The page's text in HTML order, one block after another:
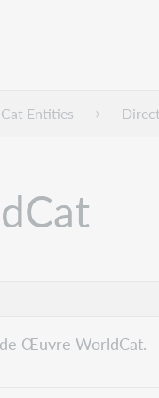
Entities
de Œuvre WorldCat.